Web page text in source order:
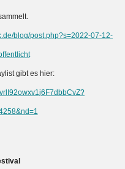
blog/post.php?s=2022-07-12-
gibt es hier: